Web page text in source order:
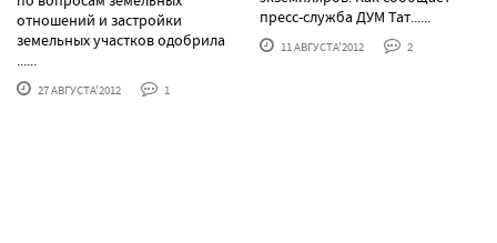
отношений и застройки
земельных участков одобрила
......
27 АВГУСТА'2012 1
пресс-служба ДУМ Тат......
11 АВГУСТА'2012 2